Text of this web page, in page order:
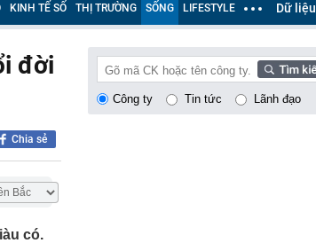
KINH TẾ SỐ THỊ TRƯỜNG SỐNG LIFESTYLE Dữ liệu
đời
Chia sẻ
có.
Công ty Tin tức Lãnh đạo